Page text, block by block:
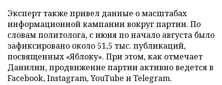
Эксперт также привел данные о масштабах
информационной кампании вокруг партии. По
словам политолога, с июня по начало августа было
зафиксировано около 51,5 тыс. публикаций,
посвященных «Яблоку». При этом, как отмечает
Данилин, продвижение партии активно ведется в
Facebook, Instagram, YouTube и Telegram.